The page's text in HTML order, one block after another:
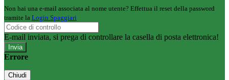
Non hai una e-mail associata al nome utente? Effettua il reset della password
tramite la Login Spaggiari
E-mail inviata, si prega di controllare la casella di posta elettronica!
Errore
Chiudi